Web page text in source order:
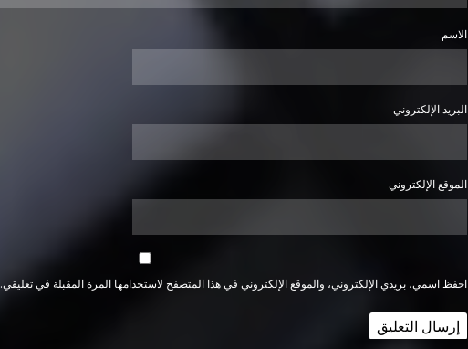
الاسم
البريد الإلكتروني
الموقع الإلكتروني
احفظ اسمي، بريدي الإلكتروني، والموقع الإلكتروني في هذا المتصفح لاستخدامها المرة المقبلة في تعليقي.